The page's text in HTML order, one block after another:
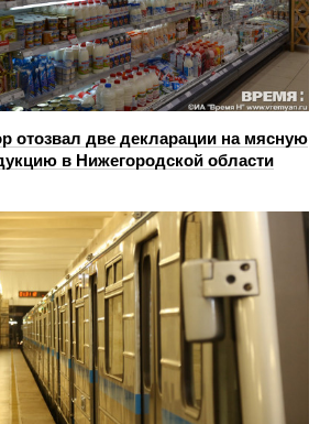
отозвал две декларации на мясную
в Нижегородской области